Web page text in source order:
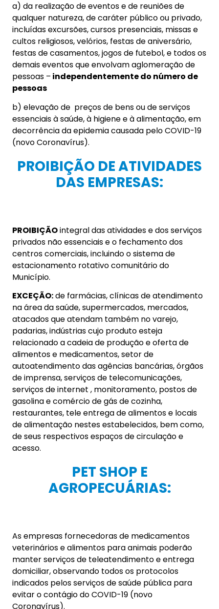
a) da realização de eventos e de reuniões de
qualquer natureza, de caráter público ou privado,
incluídas excursões, cursos presenciais, missas e
cultos religiosos, velórios, festas de aniversário,
festas de casamentos, jogos de futebol, e todos os
demais eventos que envolvam aglomeração de
pessoas – independentemente do número de
pessoas
b) elevação de preços de bens ou de serviços
essenciais à saúde, à higiene e à alimentação, em
decorrência da epidemia causada pelo COVID-19
(novo Coronavírus).
PROIBIÇÃO DE ATIVIDADES
DAS EMPRESAS:
PROIBIÇÃOintegral das atividades e dos serviços
privados não essenciais e o fechamento dos
centros comerciais, incluindo o sistema de
estacionamento rotativo comunitário do
Município.
EXCEÇÃO:de farmácias, clínicas de atendimento
na área da saúde, supermercados, mercados,
atacados que atendam também no varejo,
padarias, indústrias cujo produto esteja
relacionado a cadeia de produção e oferta de
alimentos e medicamentos, setor de
autoatendimento das agências bancárias, órgãos
de imprensa, serviços de telecomunicações,
serviços de internet , monitoramento, postos de
gasolina e comércio de gás de cozinha,
restaurantes, tele entrega de alimentos e locais
de alimentação nestes estabelecidos, bem como,
de seus respectivos espaços de circulação e
acesso.
PET SHOP E
AGROPECUÁRIAS:
As empresas fornecedoras de medicamentos
veterinários e alimentos para animais poderão
manter serviços de teleatendimento e entrega
domiciliar, observando todos os protocolos
indicados pelos serviços de saúde pública para
evitar o contágio do COVID-19 (novo
Coronavírus).